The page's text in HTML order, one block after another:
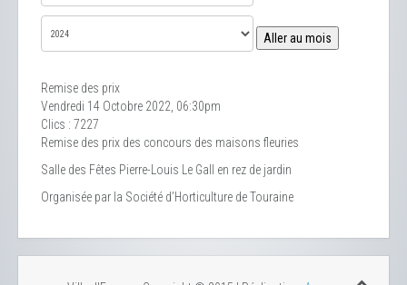
Aller au mois
Remise des prix
Vendredi 14 Octobre 2022, 06:30pm
Clics : 7227
Remise des prix des concours des maisons fleuries
Salle des Fêtes Pierre-Louis Le Gall en rez de jardin
Organisée par la Société d’Horticulture de Touraine